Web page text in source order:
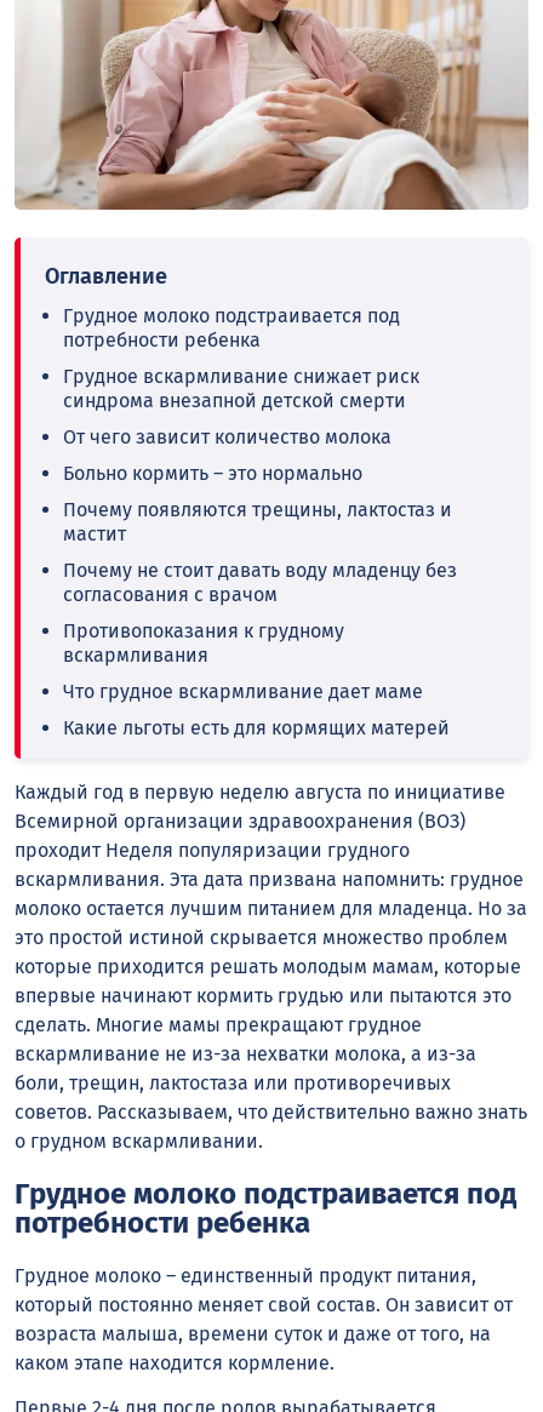
Грудное молоко подстраивается под
потребности ребенка
Грудное вскармливание снижает риск
синдрома внезапной детской смерти
От чего зависит количество молока
Больно кормить – это нормально
Почему появляются трещины, лактостаз и
мастит
Почему не стоит давать воду младенцу без
согласования с врачом
Противопоказания к грудному
вскармливания
Что грудное вскармливание дает маме
Какие льготы есть для кормящих матерей
Каждый год в первую неделю августа по инициативе
Всемирной организации здравоохранения (ВОЗ)
проходит Неделя популяризации грудного
вскармливания. Эта дата призвана напомнить: грудное
молоко остается лучшим питанием для младенца. Но за
это простой истиной скрывается множество проблем
которые приходится решать молодым мамам, которые
впервые начинают кормить грудью или пытаются это
сделать. Многие мамы прекращают грудное
вскармливание не из-за нехватки молока, а из-за
боли, трещин, лактостаза или противоречивых
советов. Рассказываем, что действительно важно знать
о грудном вскармливании.
Грудное молоко подстраивается под
потребности ребенка
Грудное молоко – единственный продукт питания,
который постоянно меняет свой состав. Он зависит от
возраста малыша, времени суток и даже от того, на
каком этапе находится кормление.